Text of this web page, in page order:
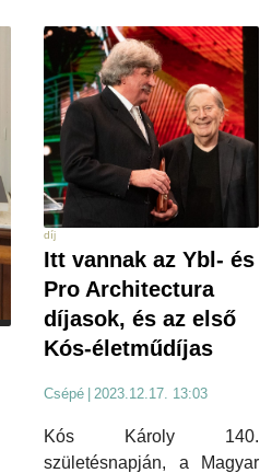
díj
Itt vannak az Ybl- és
Pro Architectura
díjasok, és az első
Kós-életműdíjas
Csépé | 2023.12.17. 13:03
Kós Károly 140.
születésnapján, a Magyar